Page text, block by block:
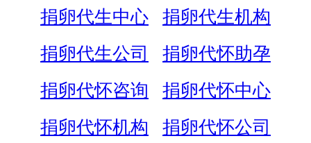
捐卵代生中心
捐卵代生机构
捐卵代生公司
捐卵代怀助孕
捐卵代怀咨询
捐卵代怀中心
捐卵代怀机构
捐卵代怀公司